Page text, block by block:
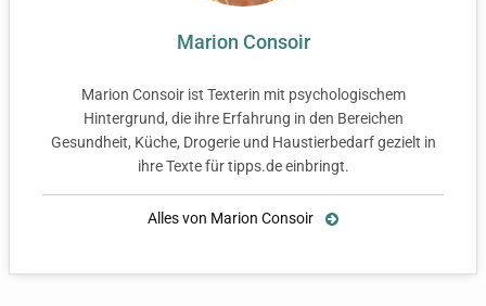
Marion Consoir
Marion Consoir ist Texterin mit psychologischem
Hintergrund, die ihre Erfahrung in den Bereichen
Gesundheit, Küche, Drogerie und Haustierbedarf gezielt in
ihre Texte für tipps.de einbringt.
Alles von Marion Consoir